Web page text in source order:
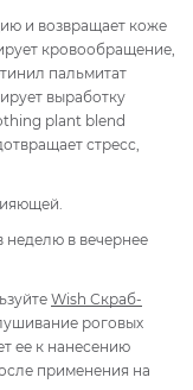
и возвращает коже
кровообращение,
пальмитат
выработку
plant blend
стресс,
неделю в вечернее
Wish Скраб-
роговых
ее к нанесению
применения на